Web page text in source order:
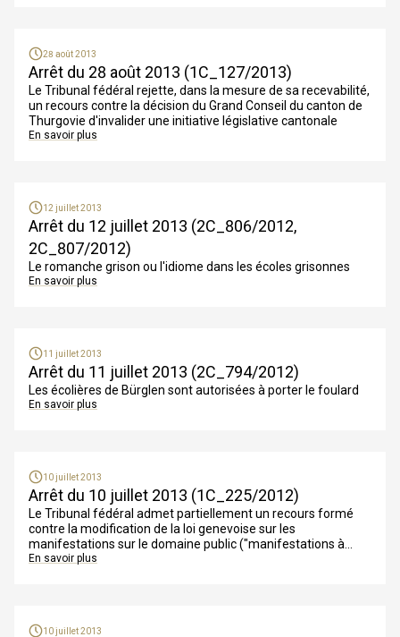
28 août 2013
Arrêt du 28 août 2013 (1C_127/2013)
Le Tribunal fédéral rejette, dans la mesure de sa recevabilité,
un recours contre la décision du Grand Conseil du canton de
Thurgovie d'invalider une initiative législative cantonale
En savoir plus
12 juillet 2013
Arrêt du 12 juillet 2013 (2C_806/2012,
2C_807/2012)
Le romanche grison ou l'idiome dans les écoles grisonnes
En savoir plus
11 juillet 2013
Arrêt du 11 juillet 2013 (2C_794/2012)
Les écolières de Bürglen sont autorisées à porter le foulard
En savoir plus
10 juillet 2013
Arrêt du 10 juillet 2013 (1C_225/2012)
Le Tribunal fédéral admet partiellement un recours formé
contre la modification de la loi genevoise sur les
manifestations sur le domaine public ("manifestations à
potentiel violent")
En savoir plus
10 juillet 2013